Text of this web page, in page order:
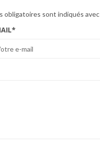
obligatoires sont indiqués avec
*